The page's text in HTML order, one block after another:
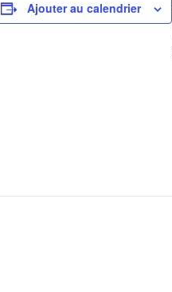
Ajouter au calendrier